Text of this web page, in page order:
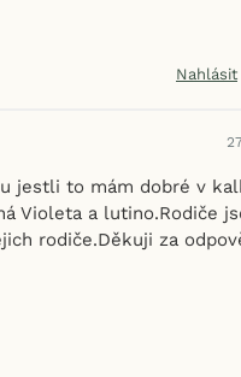
Nahlásit
jestli to mám dobré v
Violeta a lutino.Rodiče
rodiče.Děkuji za